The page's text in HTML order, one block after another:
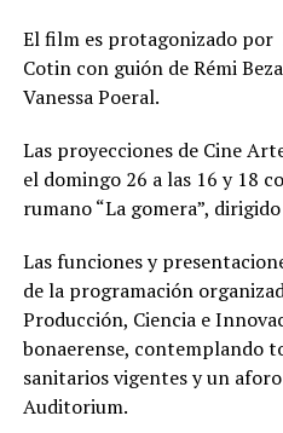
El film es protagonizado por
Cotin con guión de Rémi
Vanessa Poeral.
Las proyecciones de Cine
el domingo 26 a las 16 y 18
rumano “La gomera”,
Las funciones y
de la programación
Producción, Ciencia e
bonaerense, contemplando
sanitarios vigentes y un
Auditorium.